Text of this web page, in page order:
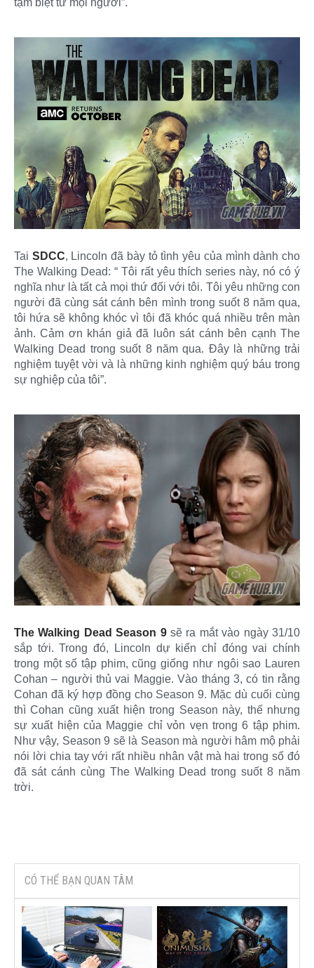
tạm biệt từ mọi người”.
Tai SDCC, Lincoln đã bày tỏ tình yêu của mình dành cho
The Walking Dead: “ Tôi rất yêu thích series này, nó có ý
nghĩa như là tất cả mọi thứ đối với tôi. Tôi yêu những con
người đã cùng sát cánh bên mình trong suốt 8 năm qua,
tôi hứa sẽ không khóc vì tôi đã khóc quá nhiều trên màn
ảnh. Cảm ơn khán giả đã luôn sát cánh bên cạnh The
Walking Dead trong suốt 8 năm qua. Đây là những trải
nghiệm tuyệt vời và là những kinh nghiệm quý báu trong
sự nghiệp của tôi”.
The Walking Dead Season 9sẽ ra mắt vào ngày 31/10
sắp tới. Trong đó, Lincoln dự kiến chỉ đóng vai chính
trong một số tập phim, cũng giống như ngôi sao Lauren
Cohan – người thủ vai Maggie. Vào tháng 3, có tin rằng
Cohan đã ký hợp đồng cho Season 9. Mặc dù cuối cùng
thì Cohan cũng xuất hiện trong Season này, thế nhưng
sự xuất hiện của Maggie chỉ vỏn vẹn trong 6 tập phim.
Như vậy, Season 9 sẽ là Season mà người hâm mộ phải
nói lời chia tay với rất nhiều nhân vật mà hai trong số đó
đã sát cánh cùng The Walking Dead trong suốt 8 năm
trời.​
CÓ THỂ BẠN QUAN TÂM